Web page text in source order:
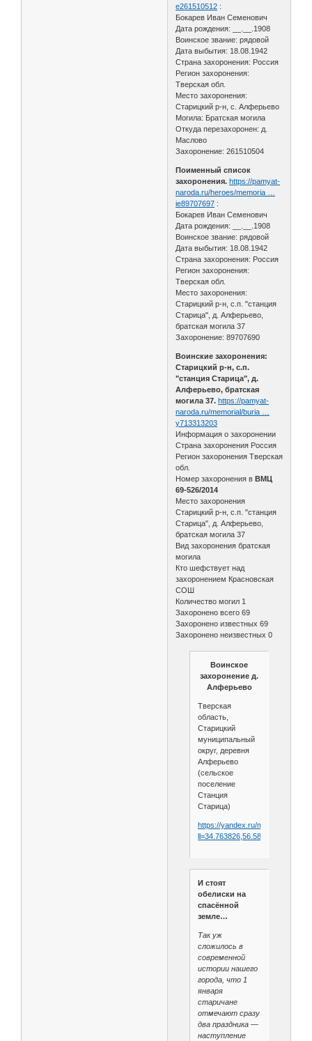
e261510512 :
Бокарев Иван Семенович
Дата рождения: __.__.1908
Воинское звание: рядовой
Дата выбытия: 18.08.1942
Страна захоронения: Россия
Регион захоронения:
Тверская обл.
Место захоронения:
Старицкий р-н, с. Алферьево
Могила: Братская могила
Откуда перезахоронен: д.
Маслово
Захоронение: 261510504
Поименный список
захоронения.https://pamyat-
naroda.ru/heroes/memoria …
ie89707697 :
Бокарев Иван Семенович
Дата рождения: __.__.1908
Воинское звание: рядовой
Дата выбытия: 18.08.1942
Страна захоронения: Россия
Регион захоронения:
Тверская обл.
Место захоронения:
Старицкий р-н, с.п. "станция
Старица", д. Алферьево,
братская могила 37
Захоронение: 89707690
Воинские захоронения:
Старицкий р-н, с.п.
"станция Старица", д.
Алферьево, братская
могила 37.https://pamyat-
naroda.ru/memorial/buria …
y713313203
Информация о захоронении
Страна захоронения Россия
Регион захоронения Тверская
обл.
Номер захоронения вВМЦ
69-526/2014
Место захоронения
Старицкий р-н, с.п. "станция
Старица", д. Алферьево,
братская могила 37
Вид захоронения братская
могила
Кто шефствует над
захоронением Красновская
СОШ
Количество могил 1
Захоронено всего 69
Захоронено известных 69
Захоронено неизвестных 0
Воинское
захоронение д.
Алферьево
Тверская
область,
Старицкий
муниципальный
округ, деревня
Алферьево
(сельское
поселение
Станция
Старица)
https://yandex.ru/maps/org/
И стоят
обелиски на
спасённой
земле…
Так уж
сложилось в
современной
истории нашего
города, что 1
января
старичане
отмечают сразу
два праздника —
наступление